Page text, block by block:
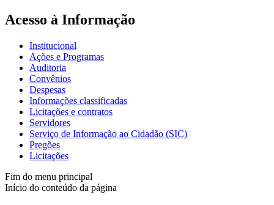
Acesso à Informação
Institucional
Ações e Programas
Auditoria
Convênios
Despesas
Informações classificadas
Licitações e contratos
Servidores
Serviço de Informação ao Cidadão (SIC)
Pregões
Licitações
Fim do menu principal
Início do conteúdo da página